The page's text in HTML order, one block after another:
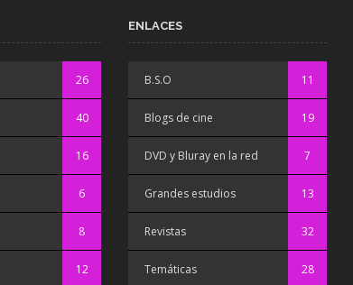
26
40
16
6
8
12
ENLACES
B.S.O 11
Blogs de cine 19
DVD y Bluray en la red 7
Grandes estudios 13
Revistas 32
Temáticas 28